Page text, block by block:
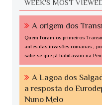
WEEK'S MOST
A origem dos
Quem foram os primeiros
antes das invasões romanas ,
sabe-se que já habitavam na
A Lagoa dos
a resposta do
Nuno Melo